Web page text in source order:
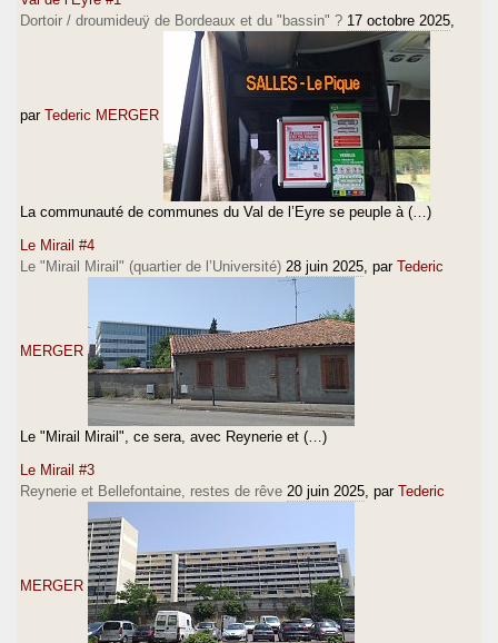
Dortoir / droumideuÿ de Bordeaux et du "bassin" ? 17 octobre 2025,
par Tederic MERGER
La communauté de communes du Val de l’Eyre se peuple à (…)
Le Mirail #4
Le "Mirail Mirail" (quartier de l’Université) 28 juin 2025, par Tederic
MERGER
Le "Mirail Mirail", ce sera, avec Reynerie et (…)
Le Mirail #3
Reynerie et Bellefontaine, restes de rêve 20 juin 2025, par Tederic
MERGER